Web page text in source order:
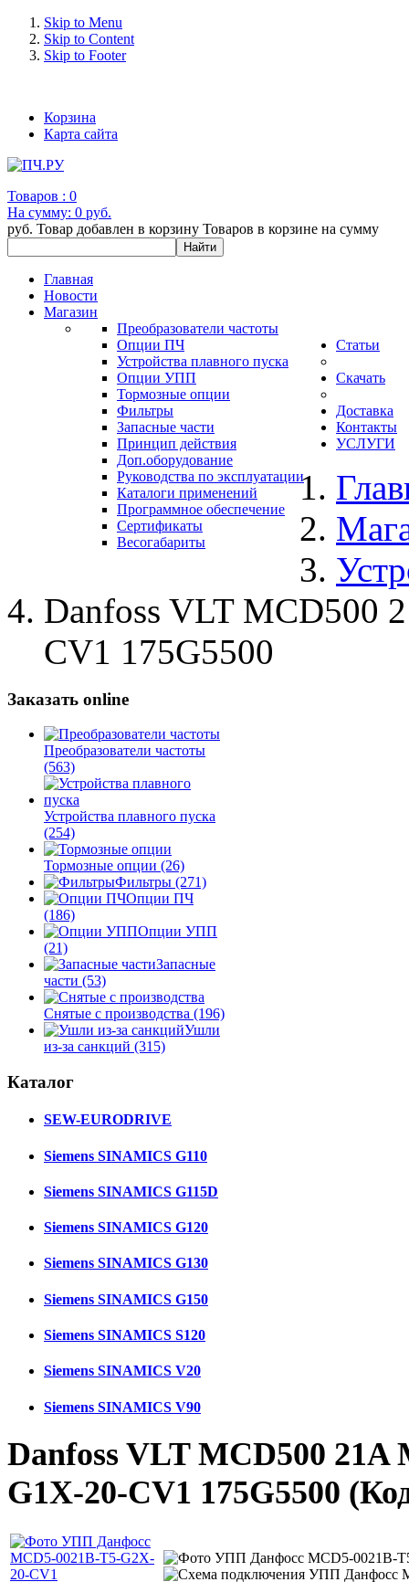
Skip to Menu
Skip to Content
Skip to Footer
Корзина
Карта сайта
Товаров : 0
На сумму: 0 руб.
руб. Товар добавлен в корзину Товаров в корзине на сумму
Главная
Новости
Магазин
Преобразователи частоты
Опции ПЧ
Устройства плавного пуска
Опции УПП
Тормозные опции
Фильтры
Запасные части
Статьи
Принцип действия
Доп.оборудование
Скачать
Руководства по эксплуатации
Каталоги применений
Программное обеспечение
Сертификаты
Весогабариты
Доставка
Контакты
УСЛУГИ
Danfoss VLT MCD500
CV1 175G5500
Заказать online
Преобразователи частоты
(563)
Устройства плавного пуска
(254)
Тормозные опции (26)
Фильтры (271)
Опции ПЧ
(186)
Опции УПП
(21)
Запасные
части (53)
Снятые с производства (196)
Ушли
из-за санкций (315)
Каталог
SEW-EURODRIVE
Siemens SINAMICS G110
Siemens SINAMICS G115D
Siemens SINAMICS G120
Siemens SINAMICS G130
Siemens SINAMICS G150
Siemens SINAMICS S120
Siemens SINAMICS V20
Siemens SINAMICS V90
Danfoss VLT MCD500 21A
G1X-20-CV1 175G5500